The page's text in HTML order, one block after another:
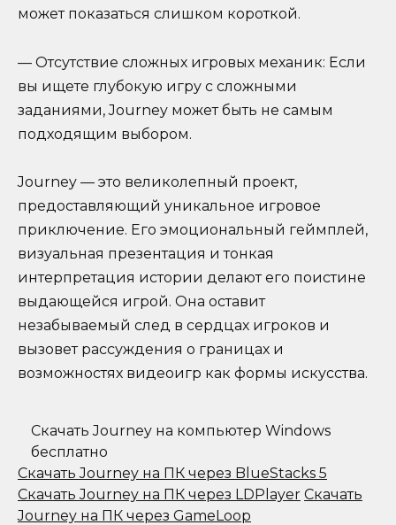
может показаться слишком короткой.
— Отсутствие сложных игровых механик: Если
вы ищете глубокую игру с сложными
заданиями, Journey может быть не самым
подходящим выбором.
Journey — это великолепный проект,
предоставляющий уникальное игровое
приключение. Его эмоциональный геймплей,
визуальная презентация и тонкая
интерпретация истории делают его поистине
выдающейся игрой. Она оставит
незабываемый след в сердцах игроков и
вызовет рассуждения о границах и
возможностях видеоигр как формы искусства.
Скачать Journey на компьютер Windows
бесплатно
Скачать Journey на ПК через BlueStacks 5
Скачать Journey на ПК через LDPlayer Скачать
Journey на ПК через GameLoop